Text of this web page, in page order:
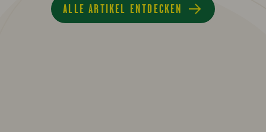
ALLE ARTIKEL ENTDECKEN